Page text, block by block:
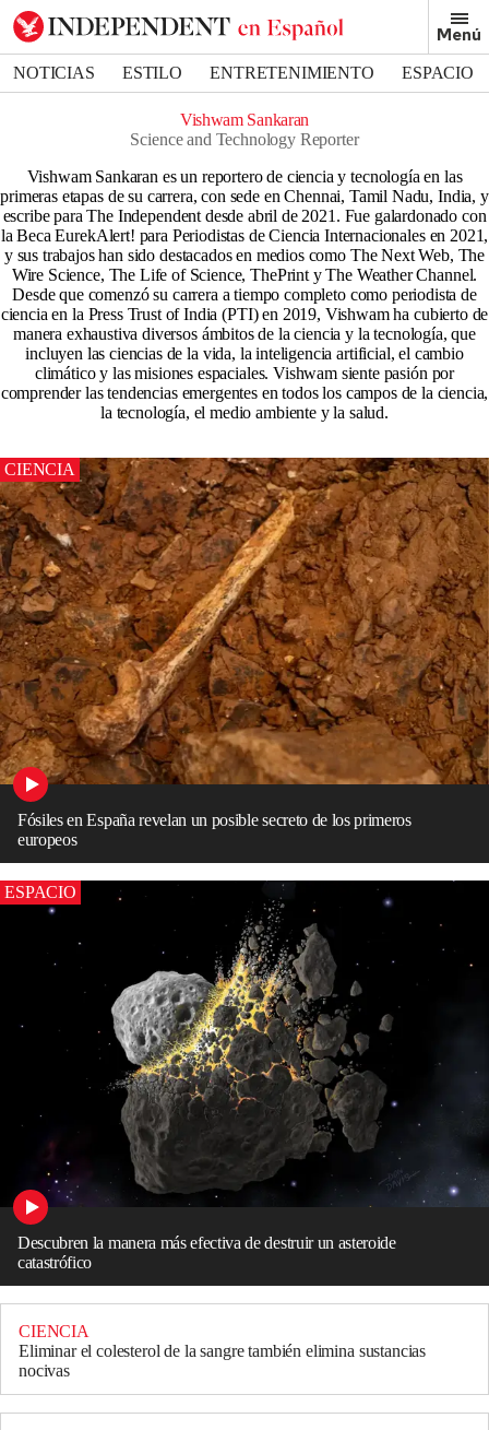
Menú
NOTICIAS ESTILO ENTRETENIMIENTO
ESPACIO
Vishwam Sankaran
Science and Technology Reporter
Vishwam Sankaran es un reportero de ciencia y tecnología en las
primeras etapas de su carrera, con sede en Chennai, Tamil Nadu, India, y
escribe para The Independent desde abril de 2021. Fue galardonado con
la Beca EurekAlert! para Periodistas de Ciencia Internacionales en 2021,
y sus trabajos han sido destacados en medios como The Next Web, The
Wire Science, The Life of Science, ThePrint y The Weather Channel.
Desde que comenzó su carrera a tiempo completo como periodista de
ciencia en la Press Trust of India (PTI) en 2019, Vishwam ha cubierto de
manera exhaustiva diversos ámbitos de la ciencia y la tecnología, que
incluyen las ciencias de la vida, la inteligencia artificial, el cambio
climático y las misiones espaciales. Vishwam siente pasión por
comprender las tendencias emergentes en todos los campos de la ciencia,
la tecnología, el medio ambiente y la salud.
CIENCIA
Fósiles en España revelan un posible secreto de los primeros
europeos
ESPACIO
Descubren la manera más efectiva de destruir un asteroide
catastrófico
CIENCIA
Eliminar el colesterol de la sangre también elimina sustancias
nocivas